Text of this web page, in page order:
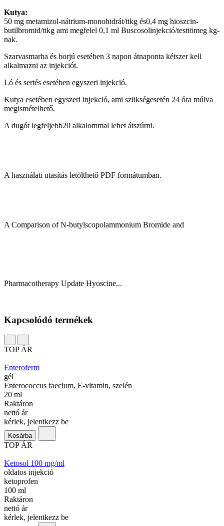
Kutya:
50 mg metamizol-nátrium-monohidrát/ttkg és0,4 mg hioszcin-
butilbromid/ttkg ami megfelel 0,1 ml Buscosolinjekció/testtömeg kg-
nak.
Szarvasmarha és borjú esetében 3 napon átnaponta kétszer kell
alkalmazni az injekciót.
Ló és sertés esetében egyszeri injekció.
Kutya esetében egyszeri injekció, ami szükségesetén 24 óra múlva
megismételhető.
A dugót legfeljebb20 alkalommal lehet átszúrni.
A használati utasítás letölthető PDF formátumban.
A Comparison of N-butylscopolammonium Bromide and
Pharmacotherapy Update Hyoscine...
Kapcsolódó termékek
TOP ÁR
Enteroferm
gél
Enterococcus faecium, E-vitamin, szelén
20 ml
Raktáron
nettó ár
kérlek, jelentkezz be
Kosárba
TOP ÁR
Ketosol 100 mg/ml
oldatos injekció
ketoprofen
100 ml
Raktáron
nettó ár
kérlek, jelentkezz be